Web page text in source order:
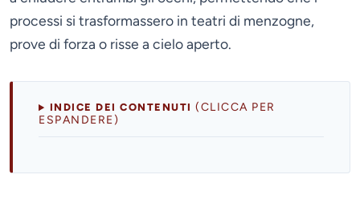
processi si trasformassero in teatri di menzogne,
prove di forza o risse a cielo aperto.
INDICE DEI CONTENUTI(CLICCA PER
ESPANDERE)